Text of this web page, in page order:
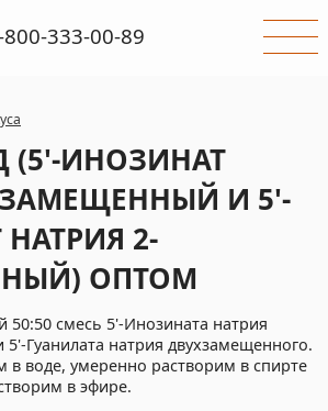
(5'-ИНОЗИНАТ
ЗАМЕЩЕННЫЙ И 5'-
2-
ОПТОМ
50:50 смесь 5'-Инозината натрия
Гуанилата натрия двухзамещенного.
в воде, умеренно растворим в спирте
в эфире.
800-333-00-89